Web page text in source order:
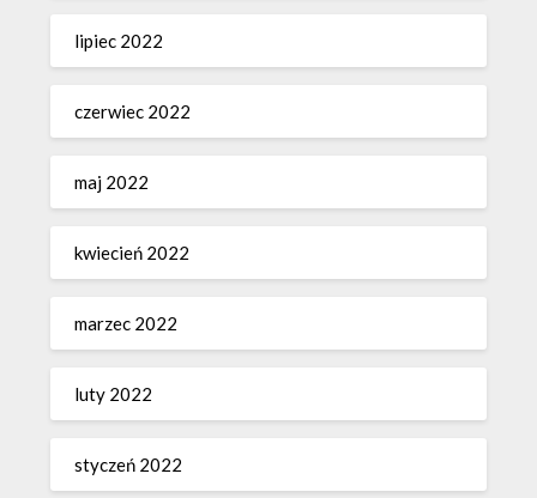
lipiec 2022
czerwiec 2022
maj 2022
kwiecień 2022
marzec 2022
luty 2022
styczeń 2022